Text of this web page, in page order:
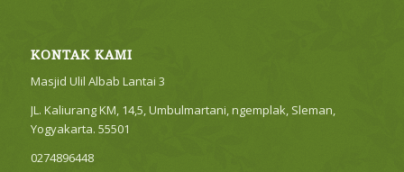
KONTAK KAMI
Masjid Ulil Albab Lantai 3
JL. Kaliurang KM, 14,5, Umbulmartani, ngemplak, Sleman,
Yogyakarta. 55501
0274896448